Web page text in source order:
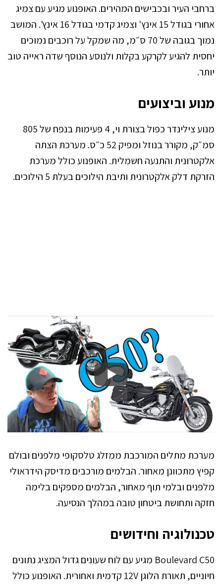
ברחבי העיר ובכבישים המהירים. האופנוע מגיע עם צמיג
אחורי בגודל 15 אינץ' וצמיג קדמי בגודל 16 אינץ'. המושב
נמוך בגובה של 70 ס״מ, מה שמקל על רוכבים נמוכים
יחסית להגיע לקרקע בקלות ולנוסע הנוסף שדה ראייה טוב
יותר.
מנוע וביצועים
מנוע צילינדר כפול בצורת וי, 4 פעימות בנפח של 805
סמ״ק, מקורר בנוזל ומפיק 52 כ״ס. מערכת הצתה
אלקטרונית והתנעה חשמלית. האופנוע כולל מערכת
הזרקת דלק אלקטרונית ותיבת הילוכים בעלת 5 הילוכים.
מערכת מתלים המורכבת ממזלג טלסקופי מלפנים ובולם
קפיץ מתכוונן מאחור. הבלמים מורכבים מדיסק הידראולי
מלפנים ובלמי תוף מאחור, הבלמים מספקים בלימה
חזקה ותחושת ביטחון טובה במהלך הנסיעה.
טכנולוגיה וחידושים
Boulevard C50 מגיע עם לוח שעונים גדול המציג נתונים
חיוניים, תאורת הלוגן 12V קדמית ואחורית. האופנוע כולל